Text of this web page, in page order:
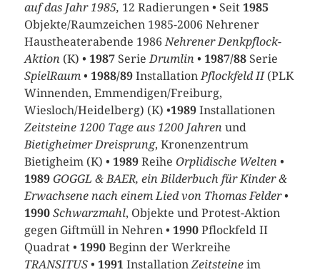
auf das Jahr 1985, 12 Radierungen • Seit 1985
Objekte/Raumzeichen 1985-2006 Nehrener
Haustheaterabende 1986Nehrener Denkpflock-
Aktion (K) • 1987 SerieDrumlin • 1987/88Serie
SpielRaum• 1988/89InstallationPflockfeld II(PLK
Winnenden, Emmendigen/Freiburg,
Wiesloch/Heidelberg) (K) •1989 Installationen
Zeitsteine 1200 Tage aus 1200 Jahren und
Bietigheimer Dreisprung, Kronenzentrum
Bietigheim (K) • 1989 Reihe Orplidische Welten •
1989 GOGGL & BAER, ein Bilderbuch für Kinder &
Erwachsene nach einem Lied von Thomas Felder•
1990 Schwarzmahl, Objekte und Protest-Aktion
gegen Giftmüll in Nehren • 1990 Pflockfeld II
Quadrat • 1990 Beginn der Werkreihe
TRANSITUS• 1991 InstallationZeitsteineim